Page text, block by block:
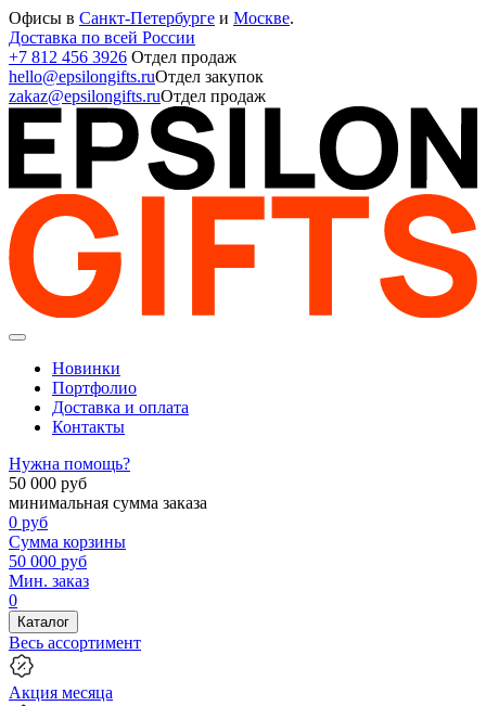
Офисы в Санкт-Петербурге и Москве.
Доставка по всей России
+7 812 456 3926 Отдел продаж
hello@epsilongifts.ruОтдел закупок
zakaz@epsilongifts.ruОтдел продаж
Новинки
Портфолио
Доставка и оплата
Контакты
Нужна помощь?
50 000 руб
минимальная сумма заказа
0 руб
Сумма корзины
50 000 руб
Мин. заказ
0
Каталог
Весь ассортимент
Акция месяца